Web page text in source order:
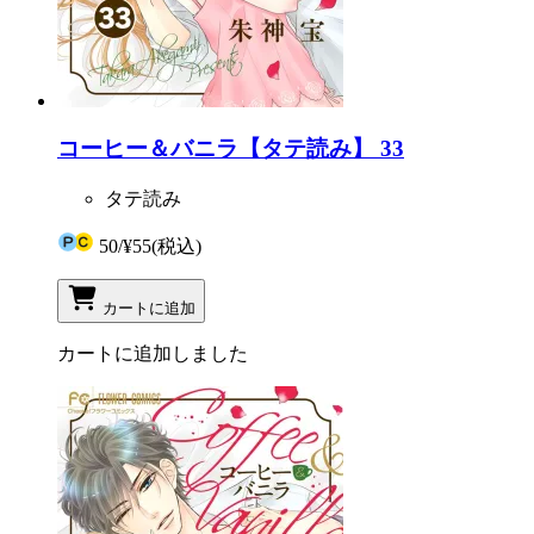
コーヒー＆バニラ【タテ読み】 33
タテ読み
50/¥55(税込)
カートに追加
カートに追加しました